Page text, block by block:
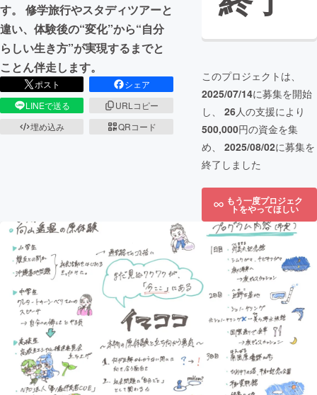
す。 修学旅行やスタディツアーと
違い、体験後の“変化”から“自分
らしい生き方”が実現するまでと
ことん伴走します。
ポスト
シェア
LINEで送る
URLコピー
埋め込み
QRコード
このプロジェクトは、
2025/07/14に募集を開始
し、 26人の支援により
500,000円の資金を集
め、 2025/08/02に募集を
終了しました
もう一度プロジェク
トをやってほしい